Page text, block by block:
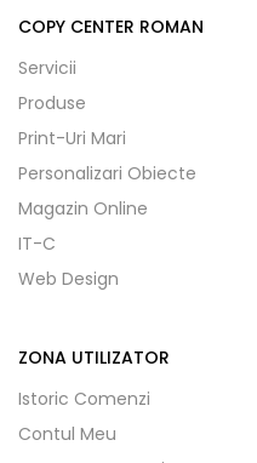
COPY CENTER ROMAN
Servicii
Produse
Print-Uri Mari
Personalizari Obiecte
Magazin Online
IT-C
Web Design
ZONA UTILIZATOR
Istoric Comenzi
Contul Meu